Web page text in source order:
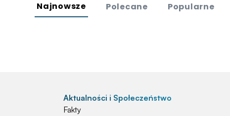
Najnowsze Polecane Popularne
Aktualności i Społeczeństwo
Fakty